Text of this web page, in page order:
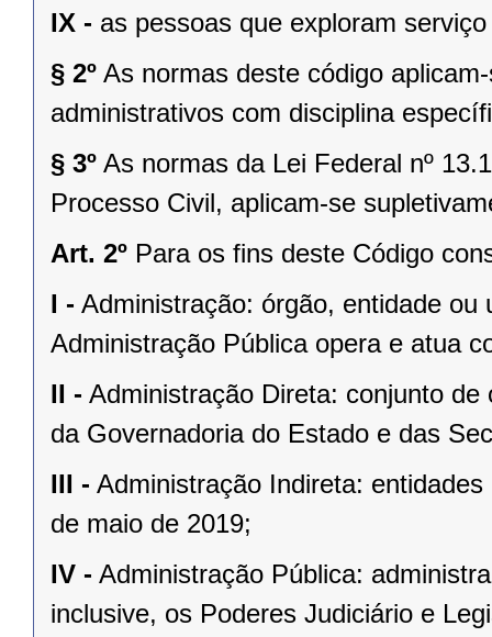
IX - as pessoas que exploram
§ 2º As normas deste código
administrativos com disciplina
§ 3º As normas da Lei Federal nº
Processo Civil, aplicam-se
Art. 2º Para os fins deste Código
I - Administração: órgão, entidade ou
Administração Pública opera e atua
II - Administração Direta: conjunto
da Governadoria do Estado e das
III - Administração Indireta:
de maio de 2019;
IV - Administração Pública:
inclusive, os Poderes Judiciário e